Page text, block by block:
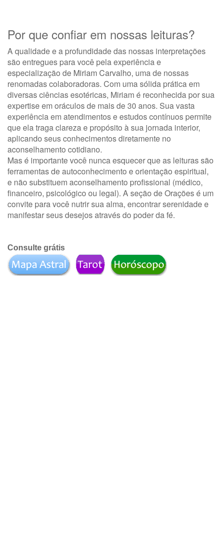
Por que confiar em nossas leituras?
A qualidade e a profundidade das nossas interpretações
são entregues para você pela experiência e
especialização de Miriam Carvalho, uma de nossas
renomadas colaboradoras. Com uma sólida prática em
diversas ciências esotéricas, Miriam é reconhecida por sua
expertise em oráculos de mais de 30 anos. Sua vasta
experiência em atendimentos e estudos contínuos permite
que ela traga clareza e propósito à sua jornada interior,
aplicando seus conhecimentos diretamente no
aconselhamento cotidiano.
Mas é importante você nunca esquecer que as leituras são
ferramentas de autoconhecimento e orientação espiritual,
e não substituem aconselhamento profissional (médico,
financeiro, psicológico ou legal). A seção de Orações é um
convite para você nutrir sua alma, encontrar serenidade e
manifestar seus desejos através do poder da fé.
Consulte grátis